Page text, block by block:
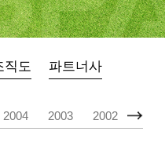
직도 파트너사
2001
2002
2003
2004